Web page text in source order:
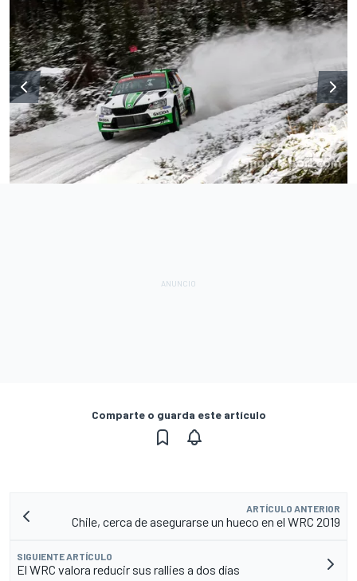
Comparte o guarda este artículo
ARTÍCULO ANTERIOR
Chile, cerca de asegurarse un hueco en el WRC 2019
SIGUIENTE ARTÍCULO
El WRC valora reducir sus rallies a dos días